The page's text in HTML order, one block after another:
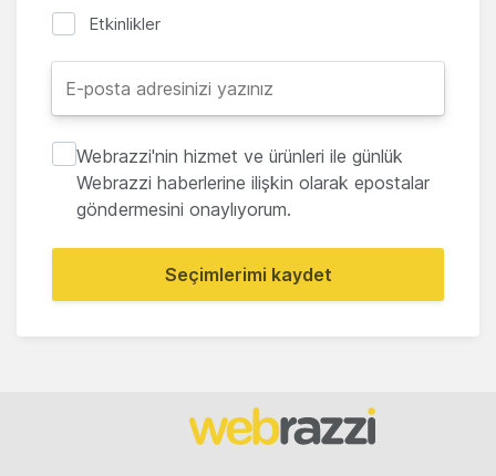
Etkinlikler
Webrazzi'nin hizmet ve ürünleri ile günlük
Webrazzi haberlerine ilişkin olarak epostalar
göndermesini onaylıyorum.
Seçimlerimi kaydet